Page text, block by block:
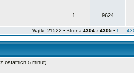
1 9624
Wątki: 21522 • Strona 4304 z 4305 • 1
ostatnich 5 minut)